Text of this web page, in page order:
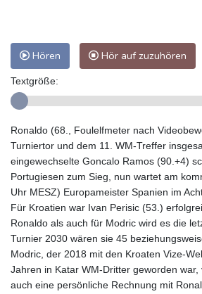
Hören Hör auf zuzuhören
Textgröße:
Ronaldo (68., Foulelfmeter nach
Turniertor und dem 11. WM-Treffer
eingewechselte Goncalo Ramos (90.+4)
Portugiesen zum Sieg, nun wartet am
Uhr MESZ) Europameister Spanien im
Für Kroatien war Ivan Perisic (53.)
Ronaldo als auch für Modric wird es die
Turnier 2030 wären sie 45
Modric, der 2018 mit den Kroaten Vize-
Jahren in Katar WM-Dritter geworden
auch eine persönliche Rechnung mit